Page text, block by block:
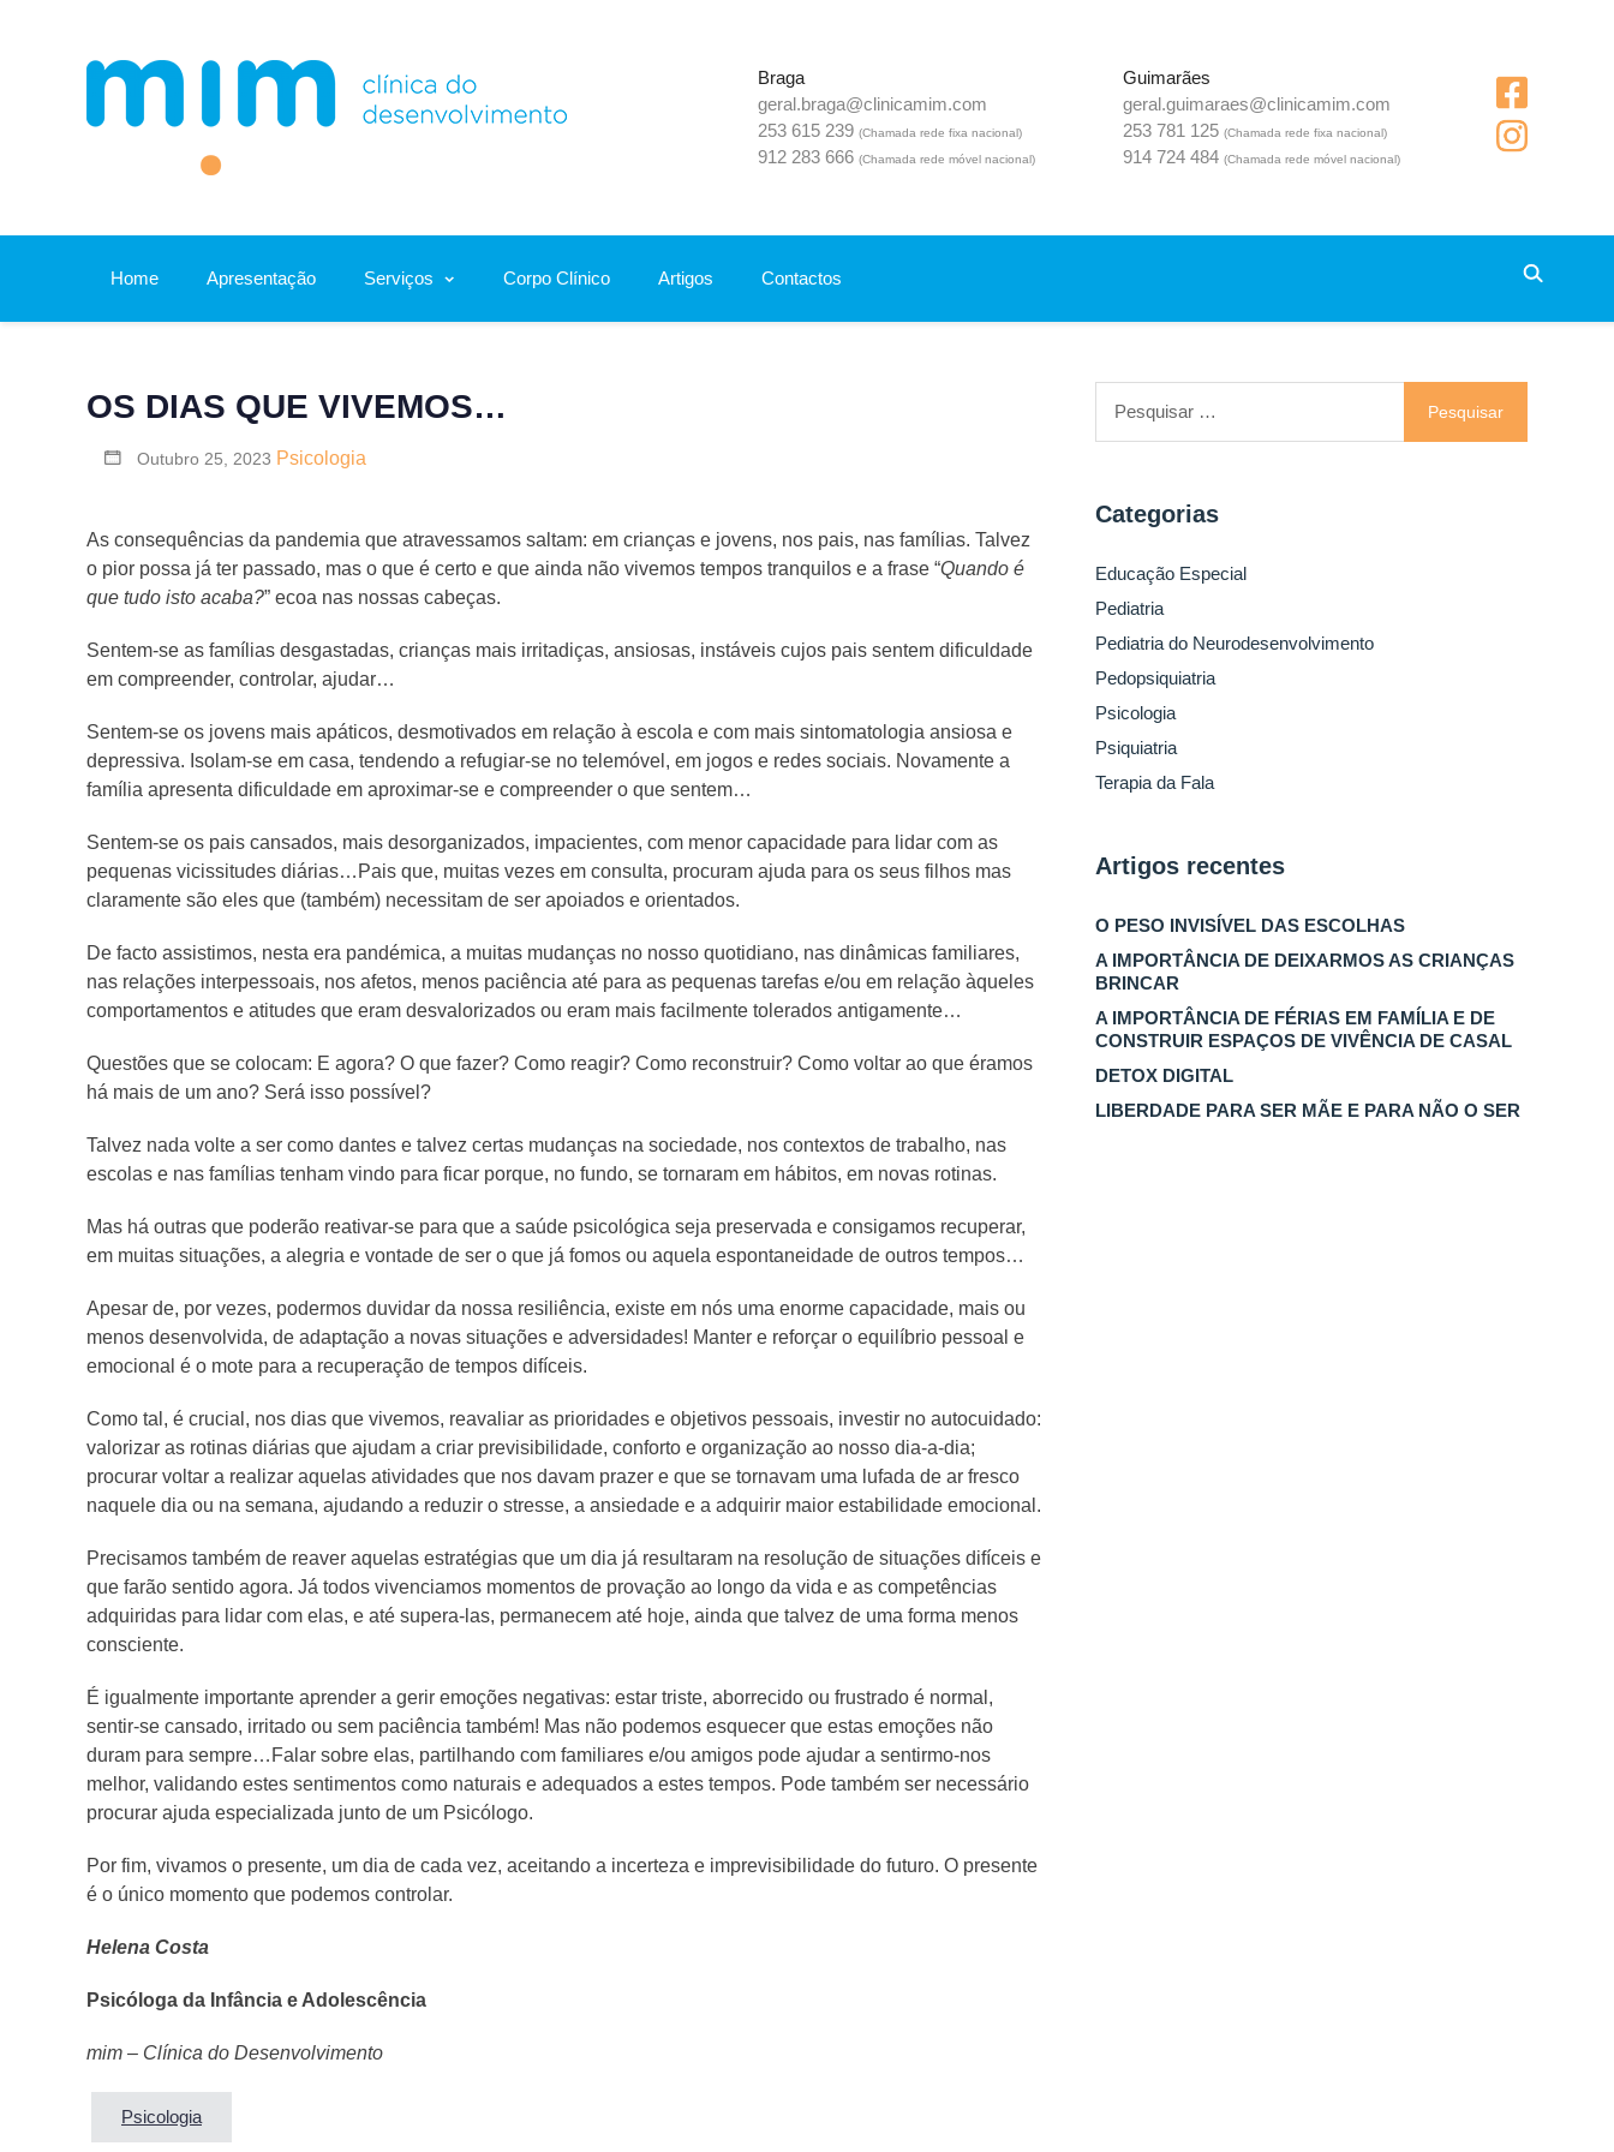
Mim Clínica Do Desenvolvimento
Braga
geral.braga@clinicamim.com
253 615 239 (Chamada rede fixa nacional)
912 283 666 (Chamada rede móvel nacional)
Guimarães
geral.guimaraes@clinicamim.com
253 781 125 (Chamada rede fixa nacional)
914 724 484 (Chamada rede móvel nacional)
Home Apresentação Serviços Corpo Clínico Artigos Contactos
OS DIAS QUE VIVEMOS…
Outubro 25, 2023 Psicologia
As consequências da pandemia que atravessamos saltam: em crianças e jovens, nos pais, nas famílias. Talvez
o pior possa já ter passado, mas o que é certo e que ainda não vivemos tempos tranquilos e a frase “Quando é
que tudo isto acaba?” ecoa nas nossas cabeças.
Sentem-se as famílias desgastadas, crianças mais irritadiças, ansiosas, instáveis cujos pais sentem dificuldade
em compreender, controlar, ajudar…
Sentem-se os jovens mais apáticos, desmotivados em relação à escola e com mais sintomatologia ansiosa e
depressiva. Isolam-se em casa, tendendo a refugiar-se no telemóvel, em jogos e redes sociais. Novamente a
família apresenta dificuldade em aproximar-se e compreender o que sentem…
Sentem-se os pais cansados, mais desorganizados, impacientes, com menor capacidade para lidar com as
pequenas vicissitudes diárias…Pais que, muitas vezes em consulta, procuram ajuda para os seus filhos mas
claramente são eles que (também) necessitam de ser apoiados e orientados.
De facto assistimos, nesta era pandémica, a muitas mudanças no nosso quotidiano, nas dinâmicas familiares,
nas relações interpessoais, nos afetos, menos paciência até para as pequenas tarefas e/ou em relação àqueles
comportamentos e atitudes que eram desvalorizados ou eram mais facilmente tolerados antigamente…
Questões que se colocam: E agora? O que fazer? Como reagir? Como reconstruir? Como voltar ao que éramos
há mais de um ano? Será isso possível?
Talvez nada volte a ser como dantes e talvez certas mudanças na sociedade, nos contextos de trabalho, nas
escolas e nas famílias tenham vindo para ficar porque, no fundo, se tornaram em hábitos, em novas rotinas.
Mas há outras que poderão reativar-se para que a saúde psicológica seja preservada e consigamos recuperar,
em muitas situações, a alegria e vontade de ser o que já fomos ou aquela espontaneidade de outros tempos…
Apesar de, por vezes, podermos duvidar da nossa resiliência, existe em nós uma enorme capacidade, mais ou
menos desenvolvida, de adaptação a novas situações e adversidades! Manter e reforçar o equilíbrio pessoal e
emocional é o mote para a recuperação de tempos difíceis.
Como tal, é crucial, nos dias que vivemos, reavaliar as prioridades e objetivos pessoais, investir no autocuidado:
valorizar as rotinas diárias que ajudam a criar previsibilidade, conforto e organização ao nosso dia-a-dia;
procurar voltar a realizar aquelas atividades que nos davam prazer e que se tornavam uma lufada de ar fresco
naquele dia ou na semana, ajudando a reduzir o stresse, a ansiedade e a adquirir maior estabilidade emocional.
Precisamos também de reaver aquelas estratégias que um dia já resultaram na resolução de situações difíceis e
que farão sentido agora. Já todos vivenciamos momentos de provação ao longo da vida e as competências
adquiridas para lidar com elas, e até supera-las, permanecem até hoje, ainda que talvez de uma forma menos
consciente.
É igualmente importante aprender a gerir emoções negativas: estar triste, aborrecido ou frustrado é normal,
sentir-se cansado, irritado ou sem paciência também! Mas não podemos esquecer que estas emoções não
duram para sempre…Falar sobre elas, partilhando com familiares e/ou amigos pode ajudar a sentirmo-nos
melhor, validando estes sentimentos como naturais e adequados a estes tempos. Pode também ser necessário
procurar ajuda especializada junto de um Psicólogo.
Por fim, vivamos o presente, um dia de cada vez, aceitando a incerteza e imprevisibilidade do futuro. O presente
é o único momento que podemos controlar.
Helena Costa
Psicóloga da Infância e Adolescência
mim – Clínica do Desenvolvimento
Psicologia
por:
Categorias
Educação Especial
Pediatria
Pediatria do Neurodesenvolvimento
Pedopsiquiatria
Psicologia
Psiquiatria
Terapia da Fala
Artigos recentes
O PESO INVISÍVEL DAS ESCOLHAS
A IMPORTÂNCIA DE DEIXARMOS AS CRIANÇAS
BRINCAR
A IMPORTÂNCIA DE FÉRIAS EM FAMÍLIA E DE
CONSTRUIR ESPAÇOS DE VIVÊNCIA DE CASAL
DETOX DIGITAL
LIBERDADE PARA SER MÃE E PARA NÃO O SER